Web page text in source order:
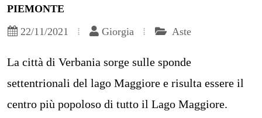
PIEMONTE
22/11/2021
Giorgia Aste
La città di Verbania sorge sulle sponde
settentrionali del lago Maggiore e risulta essere il
centro più popoloso di tutto il Lago Maggiore.